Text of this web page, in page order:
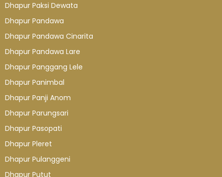
Dhapur Paksi Dewata
Dhapur Pandawa
Dhapur Pandawa Cinarita
Dhapur Pandawa Lare
Dhapur Panggang Lele
Dhapur Panimbal
Dhapur Panji Anom
Dhapur Parungsari
Dhapur Pasopati
Dhapur Pleret
Dhapur Pulanggeni
Dhapur Putut